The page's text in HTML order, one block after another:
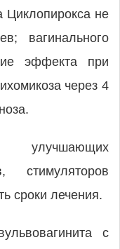
Циклопирокса не
вагинального
эффекта при
через 4
улучшающих
стимуляторов
сроки лечения.
с